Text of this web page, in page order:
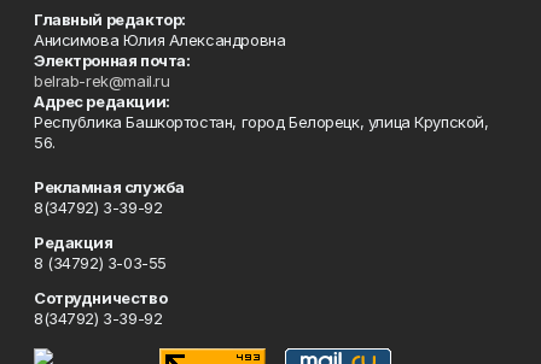
Главный редактор:
Анисимова Юлия Александровна
Электронная почта:
belrab-rek@mail.ru
Адрес редакции:
Республика Башкортостан, город Белорецк, улица Крупской,
56.
Рекламная служба
8(34792) 3-39-92
Редакция
8 (34792) 3-03-55
Сотрудничество
8(34792) 3-39-92